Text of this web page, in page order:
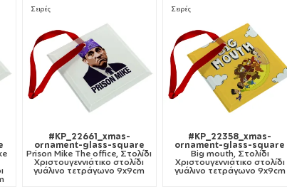
Σειρές
#KP_22661_xmas-
ornament-glass-square
Prison Mike The office, Στολίδι
Χριστουγεννιάτικο στολίδι
γυάλινο τετράγωνο 9x9cm
Σειρές
#KP_22358_xmas-
ornament-glass-square
Big mouth, Στολίδι
Χριστουγεννιάτικο στολίδι
γυάλινο τετράγωνο 9x9cm